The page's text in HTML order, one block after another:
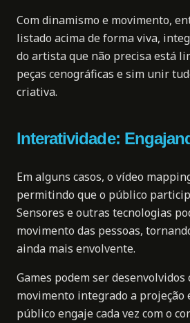
Com dinamismo e movimento,
listado acima de forma viva,
do artista que não precisa está
peças cenográficas e sim unir
criativa.
Interatividade:
Em alguns casos, o vídeo
permitindo que o público
Sensores e outras tecnologias
movimento das pessoas,
ainda mais envolvente.
Games podem ser desenvolvidos
movimento integrado a projeção
público engaje cada vez com o